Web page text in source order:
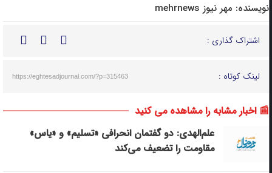
نویسنده: مهر نیوز mehrnews
اشتراک گذاری :
لینک کوتاه : https://eghtesadjournal.com/?p=315463
📰 اخبار مشابه را مشاهده می کنید
علم‌الهدی: دو گفتمان انحرافی «تسلیم» و «یاس»
مقاومت را تضعیف می‌کند